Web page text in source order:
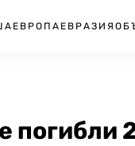
ЕВРОПА ЕВРАЗИЯ
погибли